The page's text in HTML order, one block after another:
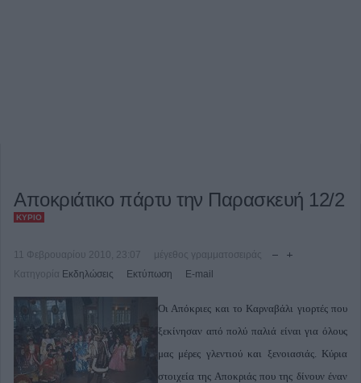
Αποκριάτικο πάρτυ την Παρασκευή 12/2
ΚΎΡΙΟ
11 Φεβρουαρίου 2010, 23:07
μέγεθος γραμματοσειράς
Κατηγορία Εκδηλώσεις Εκτύπωση E-mail
Οι Απόκριες και το Καρναβάλι γιορτές που
ξεκίνησαν από πολύ παλιά είναι για όλους
μας μέρες γλεντιού και ξενοιασιάς. Κύρια
στοιχεία της Αποκριάς που της δίνουν έναν